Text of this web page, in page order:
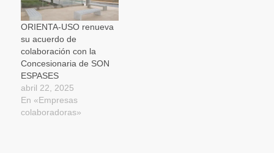
ORIENTA-USO renueva
su acuerdo de
colaboración con la
Concesionaria de SON
ESPASES
abril 22, 2025
En «Empresas
colaboradoras»